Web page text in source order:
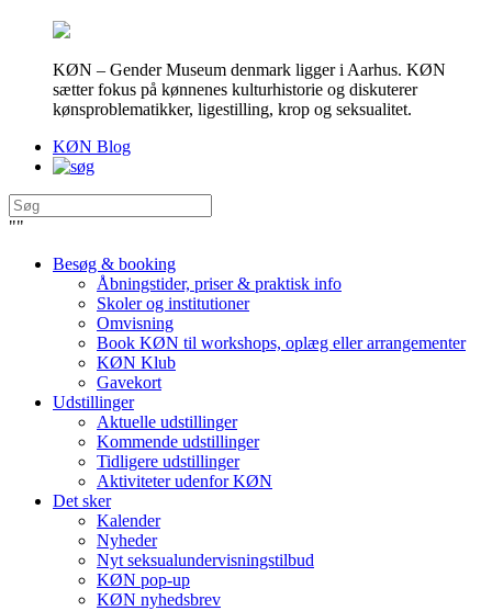
KØN – Gender Museum denmark ligger i Aarhus. KØN
sætter fokus på kønnenes kulturhistorie og diskuterer
kønsproblematikker, ligestilling, krop og seksualitet.
KØN Blog
""
Besøg & booking
Åbningstider, priser & praktisk info
Skoler og institutioner
Omvisning
Book KØN til workshops, oplæg eller arrangementer
KØN Klub
Gavekort
Udstillinger
Aktuelle udstillinger
Kommende udstillinger
Tidligere udstillinger
Aktiviteter udenfor KØN
Det sker
Kalender
Nyheder
Nyt seksualundervisningstilbud
KØN pop-up
KØN nyhedsbrev